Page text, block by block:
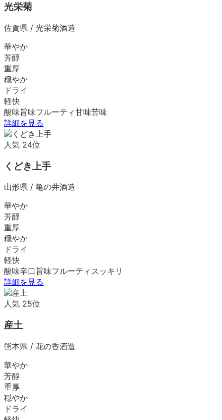
光栄菊
佐賀県 / 光栄菊酒造
華やか
芳醇
重厚
穏やか
ドライ
軽快
酸味旨味フルーティ甘味苦味
詳細を見る
人気 24位
くどき上手
山形県 / 亀の井酒造
華やか
芳醇
重厚
穏やか
ドライ
軽快
酸味辛口 旨味フルーティ スッキリ
詳細を見る
人気 25位
産土
熊本県 / 花の香酒造
華やか
芳醇
重厚
穏やか
ドライ